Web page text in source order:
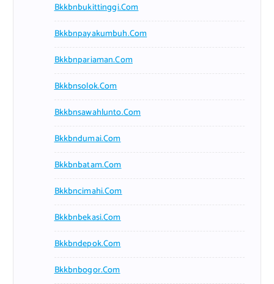
Bkkbnbukittinggi.com
Bkkbnpayakumbuh.com
Bkkbnpariaman.com
Bkkbnsolok.com
Bkkbnsawahlunto.com
Bkkbndumai.com
Bkkbnbatam.com
Bkkbncimahi.com
Bkkbnbekasi.com
Bkkbndepok.com
Bkkbnbogor.com